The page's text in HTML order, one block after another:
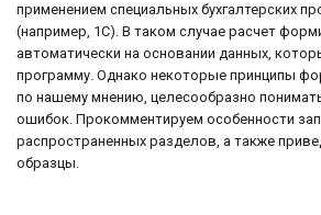
применением специальных бухгалтерских
(например, 1С). В таком случае расчет
автоматически на основании данных,
программу. Однако некоторые принципы
по нашему мнению, целесообразно
ошибок. Прокомментируем особенности
распространенных разделов, а также
образцы.